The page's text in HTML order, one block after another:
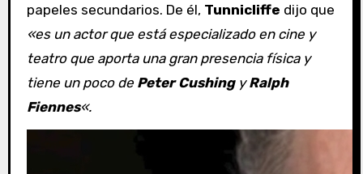
papeles secundarios. De él, Tunnicliffe dijo que
«es un actor que está especializado en cine y
teatro que aporta una gran presencia física y
tiene un poco de Peter CushingyRalph
Fiennes«.